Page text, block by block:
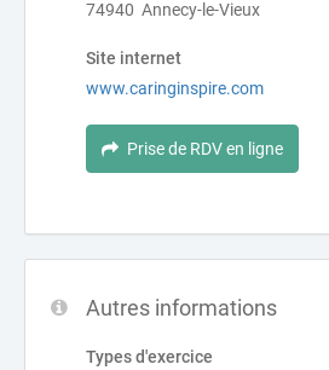
74940 Annecy-le-Vieux
Site internet
www.caringinspire.com
Prise de RDV en ligne
Autres informations
Types d'exercice